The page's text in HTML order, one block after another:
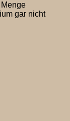
gar nicht